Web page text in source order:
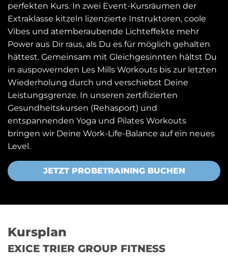
perfekten Kurs. In zwei Event-Kursräumen der
Extraklasse kitzeln lizenzierte Instruktoren, coole
Vibes und atemberaubende Lichteffekte mehr
Power aus Dir raus, als Du es für möglich gehalten
hättest. Gemeinsam mit Gleichgesinnten hältst Du
in auspowernden Les Mills Workouts bis zur letzten
Wiederholung durch und verschiebst Deine
Leistungsgrenze. In unseren zertifizierten
Gesundheitskursen (Rehasport) und
entspannenden Yoga und Pilates Workouts
bringen wir Deine Work-Life-Balance auf ein neues
Level.
JETZT PROBETRAINING BUCHEN
Kursplan
EXICE TRIER GROUP FITNESS